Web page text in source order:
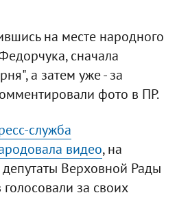
на месте народного
сначала
а затем уже - за
фото в ПР.
служба
видео, на
Верховной Рады
за своих